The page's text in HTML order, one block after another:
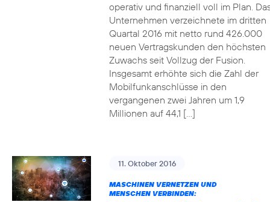
operativ und finanziell voll im Plan.
Unternehmen verzeichnete im dritten
Quartal 2016 mit netto rund 426.000
neuen Vertragskunden den höchsten
Zuwachs seit Vollzug der Fusion.
Insgesamt erhöhte sich die Zahl der
Mobilfunkanschlüsse in den
vergangenen zwei Jahren um 1,9
Millionen auf 44,1 […]
11. Oktober 2016
MASCHINEN VERNETZEN UND
MENSCHEN VERBINDEN: